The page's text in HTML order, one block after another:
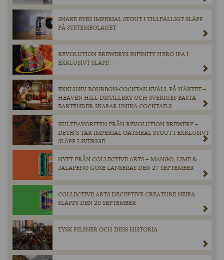
SNAKE EYES IMPERIAL STOUT I TILLFÄLLIGT SLÄPP
PÅ SYSTEMBOLAGET
REVOLUTION BREWERYS INFINITY HERO IPA I
EXKLUSIVT SLÄPP.
EXKLUSIV BOURBON-COCKTAILKVÄLL PÅ HÄKTET –
HEAVEN HILL DISTILLERY OCH SVERIGES BÄSTA
BARTENDER SKAPAR UNIKA COCKTAILS
KULTFAVORITEN FRÅN REVOLUTION BREWERY –
DETH’S TAR IMPERIAL OATMEAL STOUT I EXKLUSIVT
SLÄPP I SVERIGE
NYTT FRÅN COLLECTIVE ARTS – MANGO, LIME &
JALAPENO GOSE LANSERAS DEN 27 SEPTEMBER
COLLECTIVE ARTS DECEPTIVE CREATURE NEIPA
SLÄPPS DEN 20 SEPTEMBER
TYSK PILSNER OCH DESS HISTORIA